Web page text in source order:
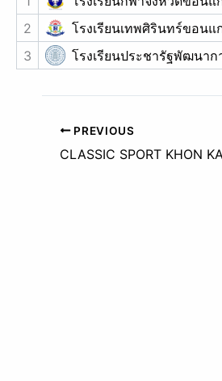
2
โรงเรียนเทพศิรินทร์ขอนแ
3
โรงเรียนประชารัฐพัฒนาก
PREVIOUS
CLASSIC SPORT KHON